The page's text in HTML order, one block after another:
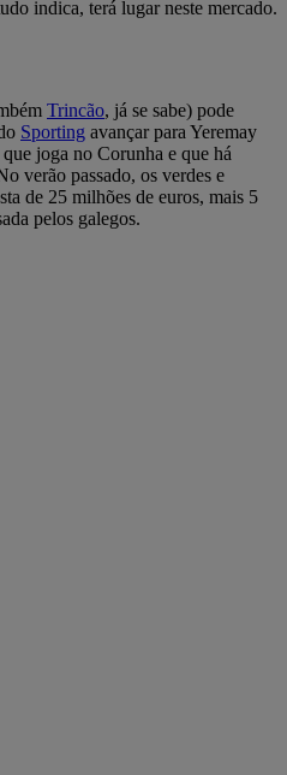
indica, terá lugar neste mercado.
Trincão, já se sabe) pode
Sporting avançar para Yeremay
joga no Corunha e que há
verão passado, os verdes e
de 25 milhões de euros, mais 5
pelos galegos.